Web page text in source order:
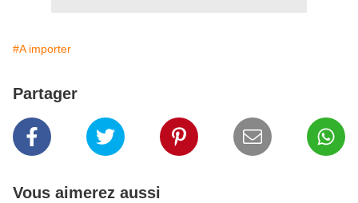
#A importer
Partager
Vous aimerez aussi